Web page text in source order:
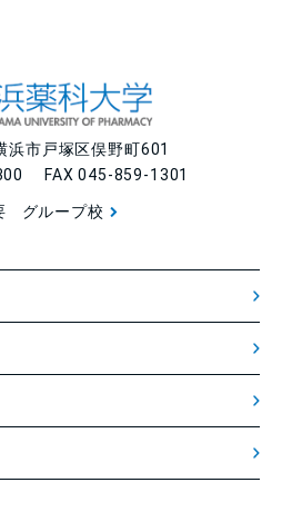
浜市戸塚区俣野町601
FAX 045-859-1301
グループ校